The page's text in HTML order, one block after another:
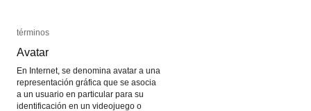
términos
Avatar
En Internet, se denomina avatar a una
representación gráfica que se asocia
a un usuario en particular para su
identificación en un videojuego o
términos
Avatar